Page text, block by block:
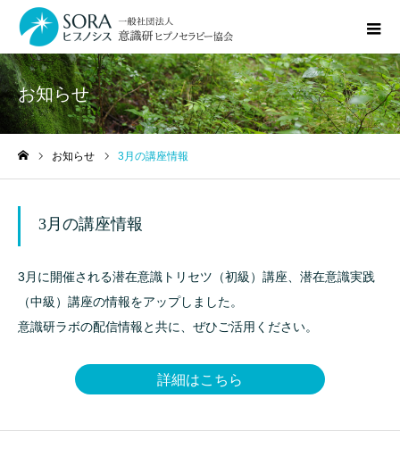
お知らせ
お知らせ 3月の講座情報
3月の講座情報
3月に開催される潜在意識トリセツ（初級）講座、潜在意識実践
（中級）講座の情報をアップしました。
意識研ラボの配信情報と共に、ぜひご活用ください。
詳細はこちら